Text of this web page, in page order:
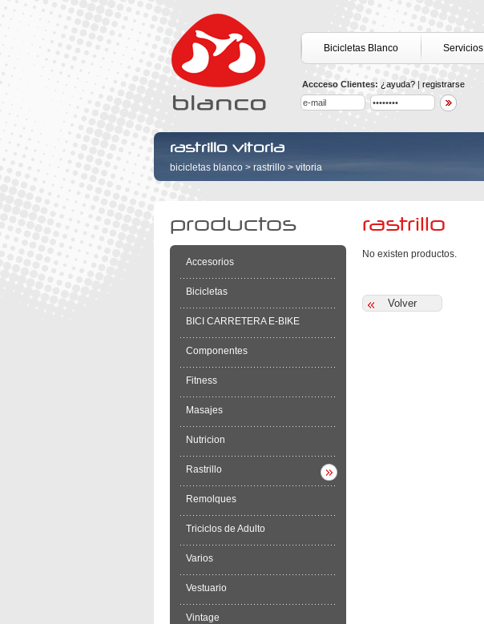
Bicicletas Blanco Servicios
Accceso Clientes: ¿ayuda? | registrarse
rastrillo vitoria
bicicletas blanco > rastrillo > vitoria
productos
Accesorios
Bicicletas
BICI CARRETERA E-BIKE
Componentes
Fitness
Masajes
Nutricion
Rastrillo
Remolques
Triciclos de Adulto
Varios
Vestuario
Vintage
rastrillo
No existen productos.